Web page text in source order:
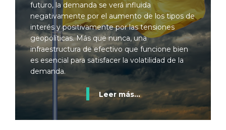
futuro, la demanda se verá influida
negativamente por el aumento de los tipos de
interés y positivamente por las tensiones
geopolíticas. Más que nunca, una
infraestructura de efectivo que funcione bien
es esencial para satisfacer la volatilidad de la
demanda.
Leer más...